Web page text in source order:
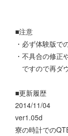
■注意
・必ず体験版で
・不具合の修
ですので再ダ
■更新履歴
2014/11/04
ver1.05d
寮の時計での